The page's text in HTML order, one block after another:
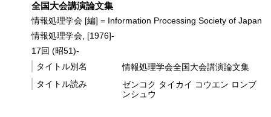
全国大会講演論文集
情報処理学会 [編] = Information Processing Society of Japan
情報処理学会, [1976]-
17回 (昭51)-
タイトル別名
情報処理学会全国大会講演論文集
タイトル読み
ゼンコク タイカイ コウエン ロンブ
ンシュウ